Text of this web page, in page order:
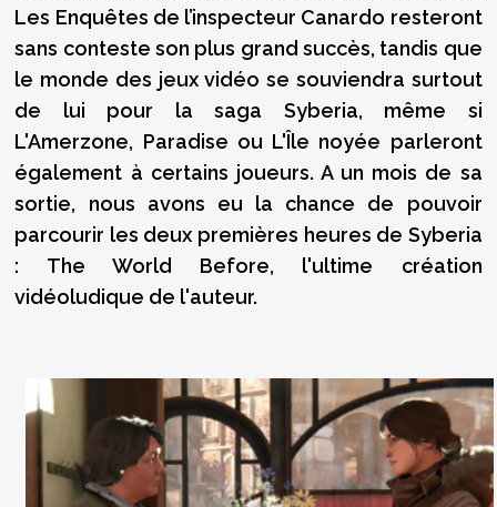
Les Enquêtes de l’inspecteur Canardo resteront
sans conteste son plus grand succès, tandis que
le monde des jeux vidéo se souviendra surtout
de lui pour la saga Syberia, même si
L'Amerzone, Paradise ou L'Île noyée parleront
également à certains joueurs. A un mois de sa
sortie, nous avons eu la chance de pouvoir
parcourir les deux premières heures de Syberia
: The World Before, l'ultime création
vidéoludique de l'auteur.